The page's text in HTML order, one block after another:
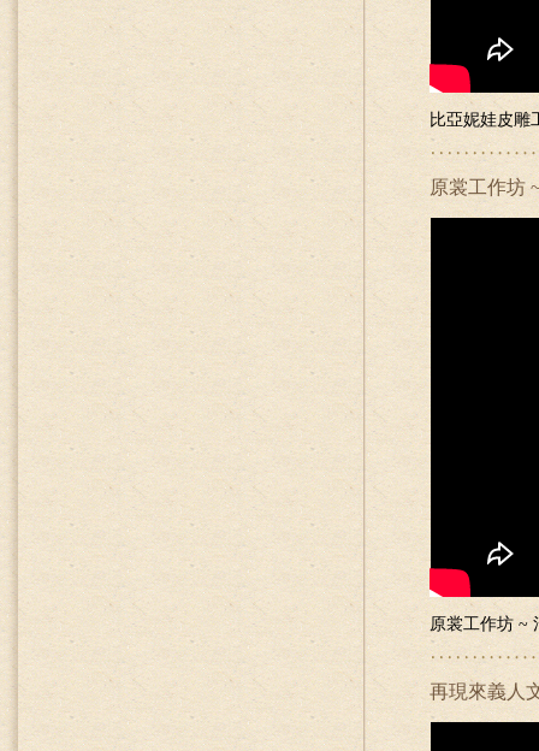
比亞妮娃皮雕
原裳工作坊
原裳工作坊 ~
再現來義人